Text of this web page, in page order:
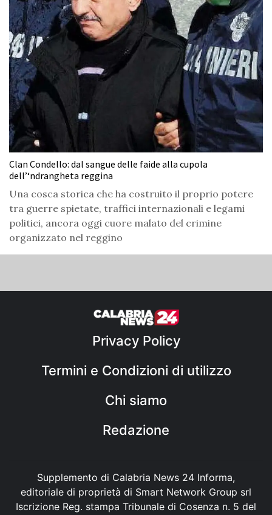
Clan Condello: dal sangue delle faide alla cupola
dell’‘ndrangheta reggina
Una cosca storica che ha costruito il proprio potere
tra guerre spietate, traffici internazionali e legami
politici, ancora oggi cuore malato del crimine
organizzato nel reggino
Privacy Policy
Termini e Condizioni di utilizzo
Chi siamo
Redazione
Supplemento di Calabria News 24 Informa,
editoriale di proprietà di Smart Network Group srl
Iscrizione Reg. stampa Tribunale di Cosenza n. 5 del